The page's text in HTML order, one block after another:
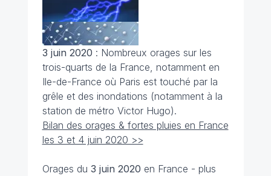
3 juin 2020 : Nombreux orages sur les
trois-quarts de la France, notamment en
Ile-de-France où Paris est touché par la
grêle et des inondations (notamment à la
station de métro Victor Hugo).
Bilan des orages & fortes pluies en France
les 3 et 4 juin 2020 >>
Orages du 3 juin 2020 en France - plus